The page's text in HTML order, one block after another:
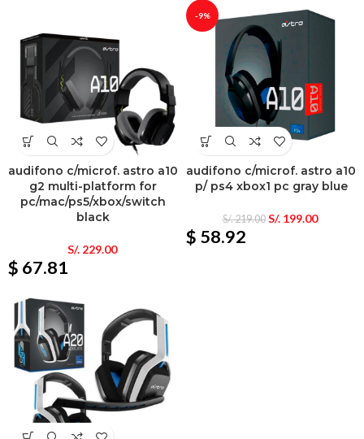
audifono c/microf. astro a10
g2 multi-platform for
pc/mac/ps5/xbox/switch
black
S/.229.00
$ 67.81
-9%
audifono c/microf. astro a10
p/ ps4 xbox1 pc gray blue
S/.219.00 S/.199.00
$ 58.92